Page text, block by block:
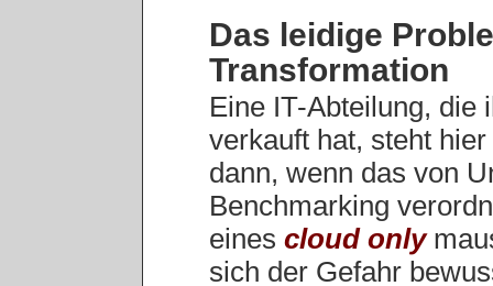
Das leidige
Transformation
Eine IT-Abteilung, die
verkauft hat, steht
dann, wenn das von
Benchmarking
eines cloud only
sich der Gefahr